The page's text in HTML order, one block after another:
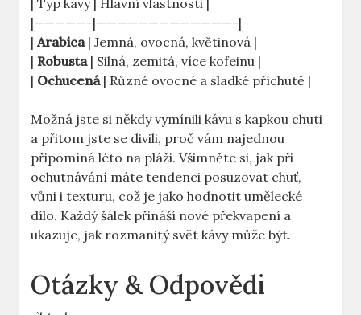
| Typ kávy | Hlavní vlastnosti |
|—————-|—————————————-|
|Arabica| Jemná, ovocná, květinová |
|Robusta| Silná, zemitá, více kofeinu |
| Ochucená| Různé ovocné a sladké příchutě |
Možná jste si někdy vymínili kávu s kapkou chuti
a přitom jste se divili, proč vám najednou
připomíná léto na pláži. Všimněte si, jak při
ochutnávání máte tendenci posuzovat chuť,
vůni i texturu, což je jako hodnotit umělecké
dílo. Každý šálek přináší nové překvapení a
ukazuje, jak rozmanitý svět kávy může být.
Otázky & Odpovědi